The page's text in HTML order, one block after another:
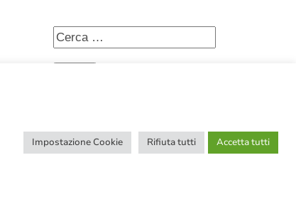
Impostazione Cookie Rifiuta tutti Accetta tutti